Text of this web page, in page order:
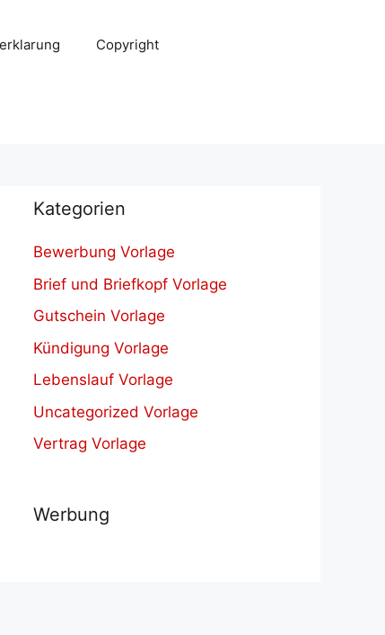
Copyright
Kategorien
Bewerbung Vorlage
Brief und Briefkopf Vorlage
Gutschein Vorlage
Kündigung Vorlage
Lebenslauf Vorlage
Uncategorized Vorlage
Vertrag Vorlage
Werbung